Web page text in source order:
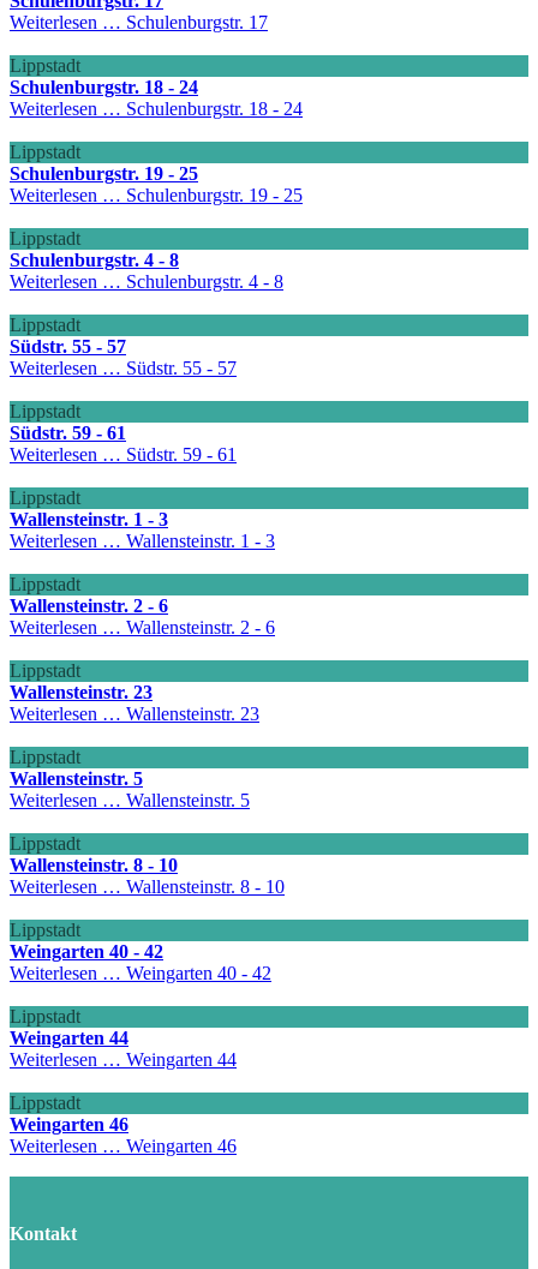
Weiterlesen … Schulenburgstr. 17
Lippstadt
Schulenburgstr. 18 - 24
Weiterlesen … Schulenburgstr. 18 - 24
Lippstadt
Schulenburgstr. 19 - 25
Weiterlesen … Schulenburgstr. 19 - 25
Lippstadt
Schulenburgstr. 4 - 8
Weiterlesen … Schulenburgstr. 4 - 8
Lippstadt
Südstr. 55 - 57
Weiterlesen … Südstr. 55 - 57
Lippstadt
Südstr. 59 - 61
Weiterlesen … Südstr. 59 - 61
Lippstadt
Wallensteinstr. 1 - 3
Weiterlesen … Wallensteinstr. 1 - 3
Lippstadt
Wallensteinstr. 2 - 6
Weiterlesen … Wallensteinstr. 2 - 6
Lippstadt
Wallensteinstr. 23
Weiterlesen … Wallensteinstr. 23
Lippstadt
Wallensteinstr. 5
Weiterlesen … Wallensteinstr. 5
Lippstadt
Wallensteinstr. 8 - 10
Weiterlesen … Wallensteinstr. 8 - 10
Lippstadt
Weingarten 40 - 42
Weiterlesen … Weingarten 40 - 42
Lippstadt
Weingarten 44
Weiterlesen … Weingarten 44
Lippstadt
Weingarten 46
Weiterlesen … Weingarten 46
Kontakt